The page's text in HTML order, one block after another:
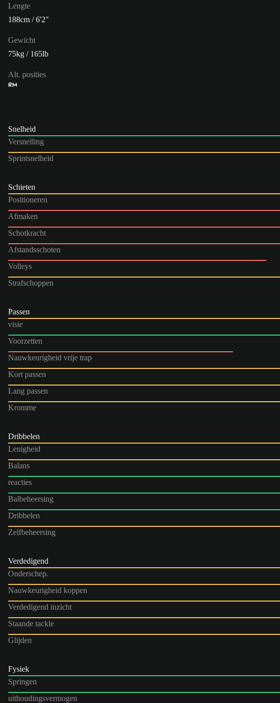
Lengte
188cm / 6'2"
Gewicht
75kg / 165lb
Alt. posities
RM
Snelheid
Versnelling
Sprintsnelheid
Schieten
Positioneren
Afmaken
Schotkracht
Afstandsschoten
Volleys
Strafschoppen
Passen
visie
Voorzetten
Nauwkeurigheid vrije trap
Kort passen
Lang passen
Kromme
Dribbelen
Lenigheid
Balans
reacties
Balbeheersing
Dribbelen
Zelfbeheersing
Verdedigend
Onderschep.
Nauwkeurigheid koppen
Verdedigend inzicht
Staande tackle
Glijden
Fysiek
Springen
uithoudingsvermogen